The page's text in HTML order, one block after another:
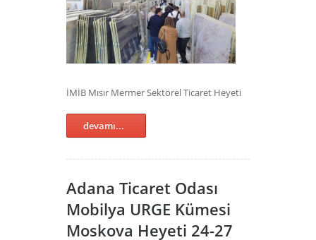
İMİB Mısır Mermer Sektörel Ticaret Heyeti
devamı...
Adana Ticaret Odası
Mobilya URGE Kümesi
Moskova Heyeti 24-27